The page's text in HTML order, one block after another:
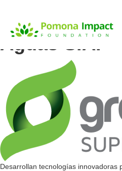
Green
Aguas S.A.
Desarrollan tecnologías innovadoras